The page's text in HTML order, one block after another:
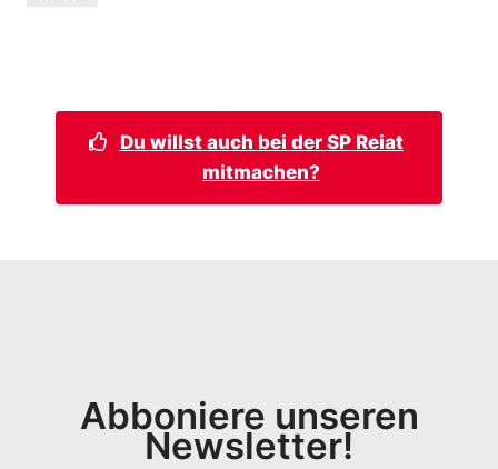
Du willst auch bei der SP Reiat
mitmachen?
Abboniere unseren
Newsletter!